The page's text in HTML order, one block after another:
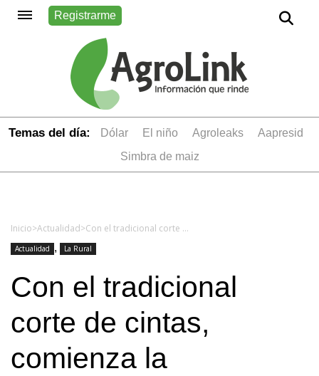
Registrarme
Temas del día: dólar el niño Agroleaks
aapresid
simbra de maiz
Inicio>Actualidad> Con el tradicional corte de cintas, comienza la Exposición Rural en Palermo
Actualidad , La Rural
Con el tradicional
corte de cintas,
comienza la